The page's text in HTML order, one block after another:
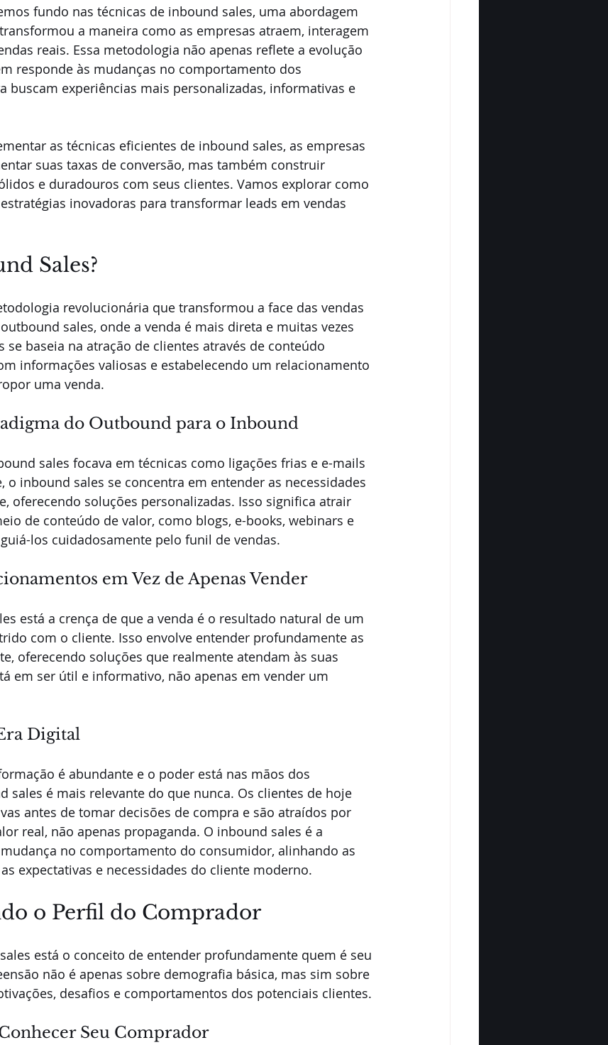
fundo nas técnicas de inbound sales, uma abordagem
a maneira como as empresas atraem, interagem
reais. Essa metodologia não apenas reflete a evolução
responde às mudanças no comportamento dos
buscam experiências mais personalizadas, informativas e
as técnicas eficientes de inbound sales, as empresas
suas taxas de conversão, mas também construir
e duradouros com seus clientes. Vamos explorar como
inovadoras para transformar leads em vendas
Sales?
revolucionária que transformou a face das vendas
sales, onde a venda é mais direta e muitas vezes
se baseia na atração de clientes através de conteúdo
informações valiosas e estabelecendo um relacionamento
uma venda.
do Outbound para o Inbound
sales focava em técnicas como ligações frias e e-mails
o inbound sales se concentra em entender as necessidades
oferecendo soluções personalizadas. Isso significa atrair
de conteúdo de valor, como blogs, e-books, webinars e
los cuidadosamente pelo funil de vendas.
em Vez de Apenas Vender
está a crença de que a venda é o resultado natural de um
com o cliente. Isso envolve entender profundamente as
oferecendo soluções que realmente atendam às suas
em ser útil e informativo, não apenas em vender um
Digital
é abundante e o poder está nas mãos dos
sales é mais relevante do que nunca. Os clientes de hoje
antes de tomar decisões de compra e são atraídos por
real, não apenas propaganda. O inbound sales é a
no comportamento do consumidor, alinhando as
expectativas e necessidades do cliente moderno.
o Perfil do Comprador
está o conceito de entender profundamente quem é seu
não é apenas sobre demografia básica, mas sim sobre
desafios e comportamentos dos potenciais clientes.
Seu Comprador